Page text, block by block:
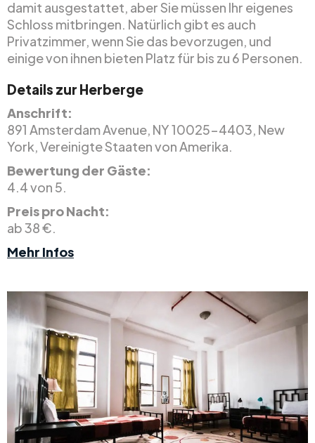
damit ausgestattet, aber Sie müssen Ihr eigenes
Schloss mitbringen. Natürlich gibt es auch
Privatzimmer, wenn Sie das bevorzugen, und
einige von ihnen bieten Platz für bis zu 6 Personen.
Details zur Herberge
Anschrift:
891 Amsterdam Avenue, NY 10025-4403, New
York, Vereinigte Staaten von Amerika.
Bewertung der Gäste:
4.4 von 5.
Preis pro Nacht:
ab 38 €.
Mehr Infos